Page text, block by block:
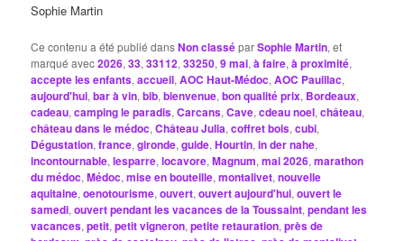
Sophie Martin
Ce contenu a été publié dansNon classéparSophie Martin, et
marqué avec2026,33,33112,33250,9 mai,à faire,à proximité,
accepte les enfants,accueil,AOC Haut-Médoc,AOC Pauillac,
aujourd'hui,bar à vin,bib,bienvenue,bon qualité prix, Bordeaux,
cadeau,camping le paradis,Carcans,Cave,cdeau noel,château,
château dans le médoc,Château Julia,coffret bois,cubi,
Dégustation,france,gironde,guide,Hourtin,in der nahe,
incontournable,lesparre,locavore,Magnum,mai 2026,marathon
du médoc,Médoc,mise en bouteille,montalivet,nouvelle
aquitaine,oenotourisme,ouvert,ouvert aujourd'hui,ouvert le
samedi,ouvert pendant les vacances de la Toussaint,pendant les
vacances,petit,petit vigneron,petite retauration,près de